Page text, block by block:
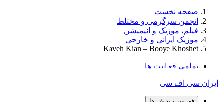
صفحه نخست
انجمن سرگرمی و مختلط
فیلم، موزیک و انیمیشن
موزیک ایرانی و خارجی
Kaveh Kian – Booye Khoshet
تمامی فعالیت ها
ایران سی اف سی